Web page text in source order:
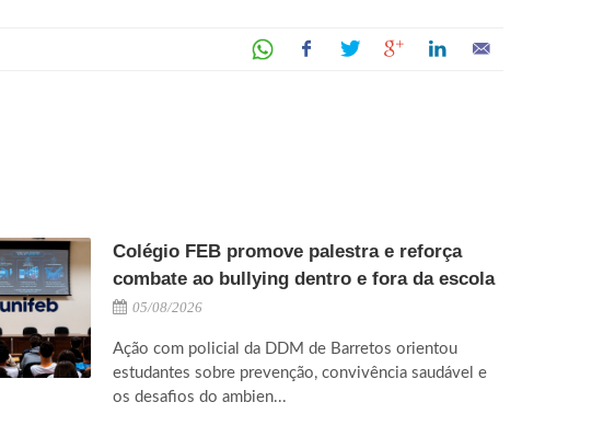
Colégio FEB promove palestra e reforça
combate ao bullying dentro e fora da escola
05/08/2026
Ação com policial da DDM de Barretos orientou
estudantes sobre prevenção, convivência saudável e
os desafios do ambien...